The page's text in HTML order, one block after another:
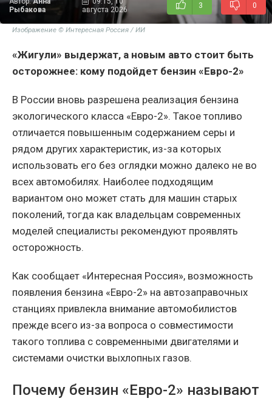
Рыбакова
августа 2026
3 0
Изображение © Интересная Россия / ИИ
«Жигули» выдержат, а новым авто стоит быть
осторожнее: кому подойдет бензин «Евро-2»
В России вновь разрешена реализация бензина
экологического класса «Евро-2». Такое топливо
отличается повышенным содержанием серы и
рядом других характеристик, из-за которых
использовать его без оглядки можно далеко не во
всех автомобилях. Наиболее подходящим
вариантом оно может стать для машин старых
поколений, тогда как владельцам современных
моделей специалисты рекомендуют проявлять
осторожность.
Как сообщает «Интересная Россия», возможность
появления бензина «Евро-2» на автозаправочных
станциях привлекла внимание автомобилистов
прежде всего из-за вопроса о совместимости
такого топлива с современными двигателями и
системами очистки выхлопных газов.
Почему бензин «Евро-2» называют